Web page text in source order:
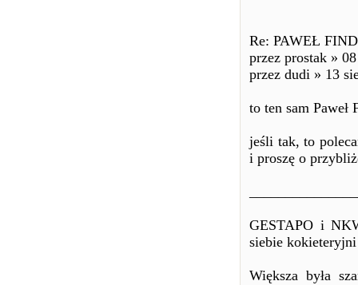
Re: PAWEŁ
przez prostak »
przez dudi » 13
to ten sam Paweł
jeśli tak, to
i proszę o
GESTAPO i
siebie
Większa była